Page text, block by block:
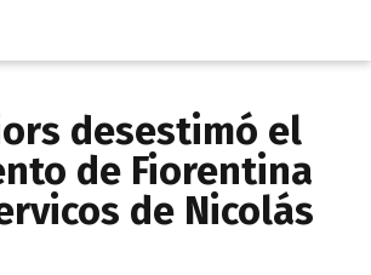
desestimó el
de Fiorentina
de Nicolás